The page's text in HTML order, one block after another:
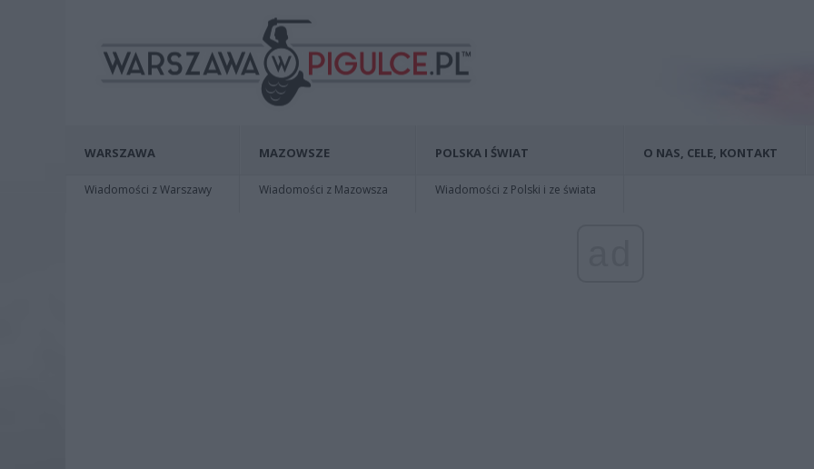
WARSZAWA
Wiadomości z Warszawy
MAZOWSZE
Wiadomości z Mazowsza
POLSKA I ŚWIAT
Wiadomości z Polski i ze świata
O NAS, CELE, KONTAKT